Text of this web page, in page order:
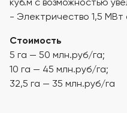
куб.м с возможностью
- Электричество 1,5 МВт
Стоимость
5 га — 50 млн.руб/га;
10 га — 45 млн.руб/га;
32,5 га — 35 млн.руб/га